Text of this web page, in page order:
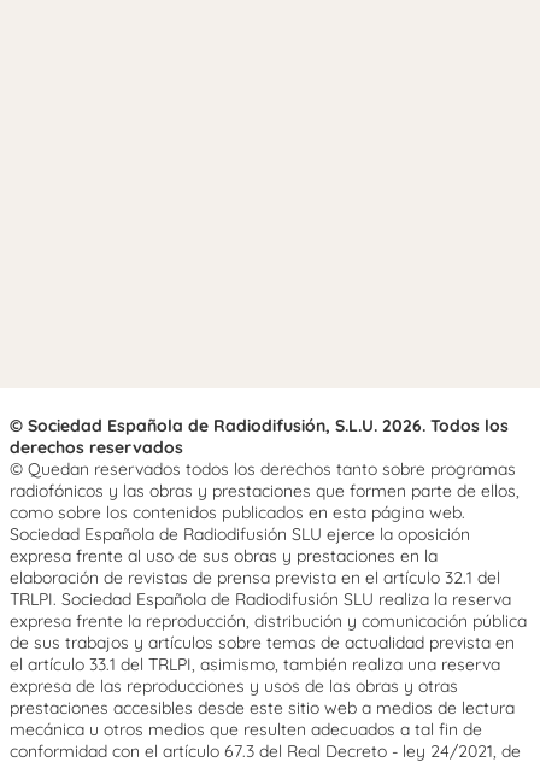
© Sociedad Española de Radiodifusión, S.L.U. 2026. Todos los
derechos reservados
© Quedan reservados todos los derechos tanto sobre programas
radiofónicos y las obras y prestaciones que formen parte de ellos,
como sobre los contenidos publicados en esta página web.
Sociedad Española de Radiodifusión SLU ejerce la oposición
expresa frente al uso de sus obras y prestaciones en la
elaboración de revistas de prensa prevista en el artículo 32.1 del
TRLPI. Sociedad Española de Radiodifusión SLU realiza la reserva
expresa frente la reproducción, distribución y comunicación pública
de sus trabajos y artículos sobre temas de actualidad prevista en
el artículo 33.1 del TRLPI, asimismo, también realiza una reserva
expresa de las reproducciones y usos de las obras y otras
prestaciones accesibles desde este sitio web a medios de lectura
mecánica u otros medios que resulten adecuados a tal fin de
conformidad con el artículo 67.3 del Real Decreto - ley 24/2021, de